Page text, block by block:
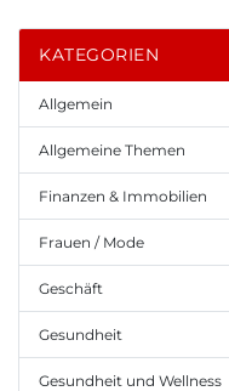
KATEGORIEN
Allgemein
Allgemeine Themen
Finanzen & Immobilien
Frauen / Mode
Geschäft
Gesundheit
Gesundheit und Wellness